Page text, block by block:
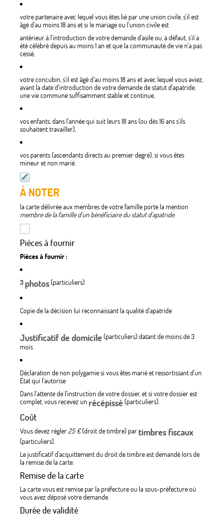
votre partenaire avec lequel vous êtes lié par une union civile, s'il est
âgé d'au moins 18 ans et si le mariage ou l'union civile est
antérieur à l'introduction de votre demande d'asile ou, à défaut, s'il a
été célébré depuis au moins 1 an et que la communauté de vie n'a pas
cessé,
votre concubin, s'il est âgé d'au moins 18 ans et avec lequel vous aviez,
avant la date d'introduction de votre demande de statut d'apatride,
une vie commune suffisamment stable et continue,
vos enfants, dans l'année qui suit leurs 18 ans (ou dès 16 ans s'ils
souhaitent travailler),
vos parents (ascendants directs au premier degré), si vous êtes
mineur et non marié.
À NOTER
la carte délivrée aux membres de votre famille porte la mention
membre de la famille d'un bénéficiaire du statut d'apatride.
Pièces à fournir
Pièces à fournir :
3 photos(particuliers)
Copie de la décision lui reconnaissant la qualité d'apatride
Justificatif de domicile(particuliers) datant de moins de 3
mois
Déclaration de non polygamie si vous êtes marié et ressortissant d'un
État qui l'autorise
Dans l'attente de l'instruction de votre dossier, et si votre dossier est
complet, vous recevez un récépissé(particuliers).
Coût
Vous devez régler25 €(droit de timbre) par timbres fiscaux
(particuliers).
Le justificatif d'acquittement du droit de timbre est demandé lors de
la remise de la carte.
Remise de la carte
La carte vous est remise par la préfecture ou la sous-préfecture où
vous avez déposé votre demande.
Durée de validité